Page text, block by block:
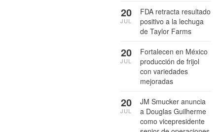
FDA retracta resultado
positivo a la lechuga
de Taylor Farms
20
JUL
Fortalecen en México
producción de frijol
con variedades
mejoradas
20
JUL
JM Smucker anuncia
a Douglas Guilherme
como vicepresidente
20
JUL